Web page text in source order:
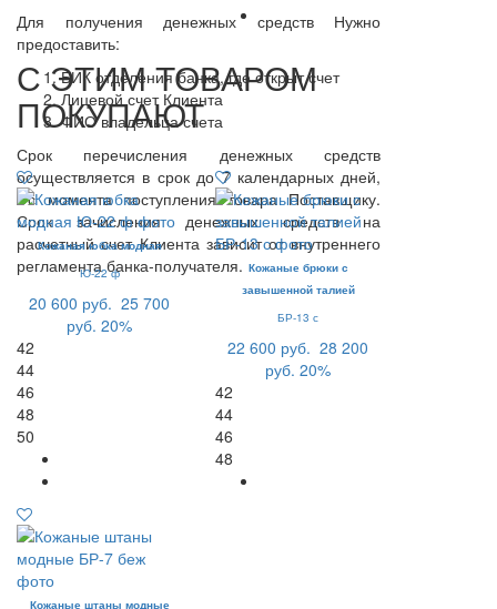
Для получения денежных средств Нужно
предоставить:
БИК отделения банка, где открыт счет
Лицевой счет Клиента
ФИО владельца счета
Срок перечисления денежных средств
осуществляется в срок до 7 календарных дней,
с момента поступления товара Поставщику.
Срок зачисления денежных средств на
расчетный счет Клиента зависит от внутреннего
регламента банка-получателя.
С ЭТИМ ТОВАРОМ
ПОКУПАЮТ
Кожаная юбка модная
Ю-22 ф
20 600 руб. 25 700
руб. 20%
42
44
46
48
50
Кожаные брюки с
завышенной талией
БР-13 с
22 600 руб. 28 200
руб. 20%
42
44
46
48
Кожаные штаны модные